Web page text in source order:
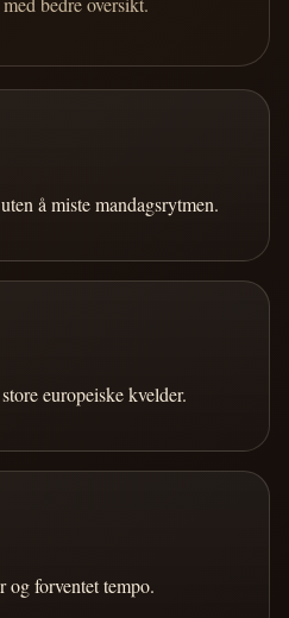
å miste mandagsrytmen.
europeiske kvelder.
forventet tempo.